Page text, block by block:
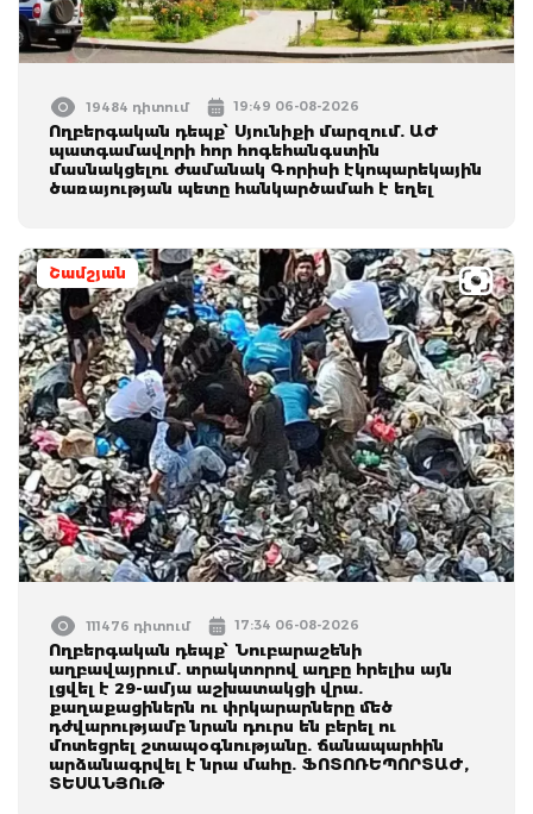
19484 դիտում 19:49 06-08-2026
Ողբերգական դեպք՝ Սյունիքի մարզում. ԱԺ
պատգամավորի հոր հոգեհանգստին
մասնակցելու ժամանակ Գորիսի էկոպարեկային
ծառայության պետը հանկարծամահ է եղել
Շամշյան
111476 դիտում 17:34 06-08-2026
Ողբերգական դեպք՝ Նուբարաշենի
աղբավայրում. տրակտորով աղբը հրելիս այն
լցվել է 29-ամյա աշխատակցի վրա.
քաղաքացիներն ու փրկարարները մեծ
դժվարությամբ նրան դուրս են բերել ու
մոտեցրել շտապօգնությանը. ճանապարհին
արձանագրվել է նրա մահը. ՖՈՏՈՌԵՊՈՐՏԱԺ,
ՏԵՍԱՆՅՈւԹ